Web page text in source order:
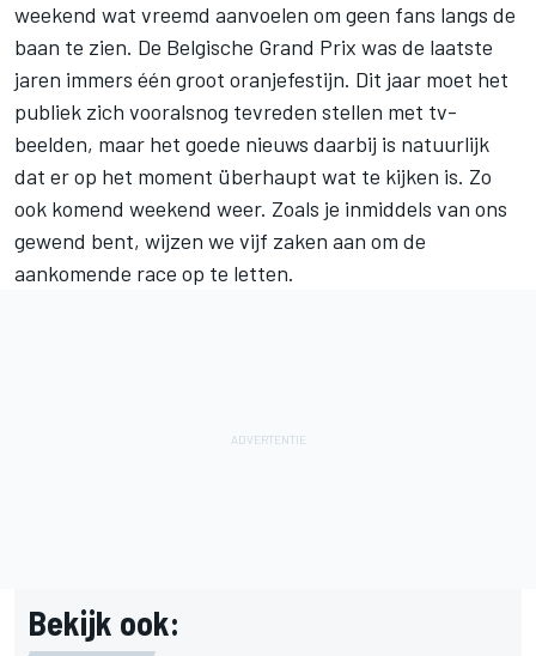
weekend wat vreemd aanvoelen om geen fans langs de
baan te zien. De Belgische Grand Prix was de laatste
jaren immers één groot oranjefestijn. Dit jaar moet het
publiek zich vooralsnog tevreden stellen met tv-
beelden, maar het goede nieuws daarbij is natuurlijk
dat er op het moment überhaupt wat te kijken is. Zo
ook komend weekend weer. Zoals je inmiddels van ons
gewend bent, wijzen we vijf zaken aan om de
aankomende race op te letten.
Bekijk ook: